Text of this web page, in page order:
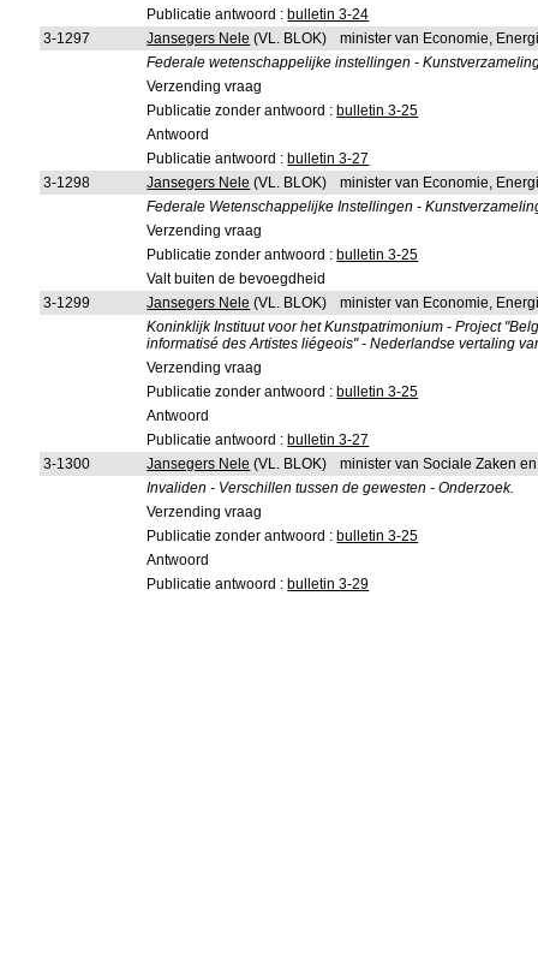
Publicatie antwoord : bulletin 3-24
3-1297
Jansegers Nele (VL. BLOK)
minister van Economie,
Federale wetenschappelijke instellingen -
Verzending vraag
Publicatie zonder antwoord : bulletin 3-25
Antwoord
Publicatie antwoord : bulletin 3-27
3-1298
Jansegers Nele (VL. BLOK)
minister van Economie,
Federale Wetenschappelijke Instellingen -
Verzending vraag
Publicatie zonder antwoord : bulletin 3-25
Valt buiten de bevoegdheid
3-1299
Jansegers Nele (VL. BLOK)
minister van Economie,
Koninklijk Instituut voor het Kunstpatrimonium - Project
informatisé des Artistes liégeois" - Nederlandse vertaling
Verzending vraag
Publicatie zonder antwoord : bulletin 3-25
Antwoord
Publicatie antwoord : bulletin 3-27
3-1300
Jansegers Nele (VL. BLOK)
minister van Sociale Zaken
Invaliden - Verschillen tussen de gewesten - Onderzoek.
Verzending vraag
Publicatie zonder antwoord : bulletin 3-25
Antwoord
Publicatie antwoord : bulletin 3-29